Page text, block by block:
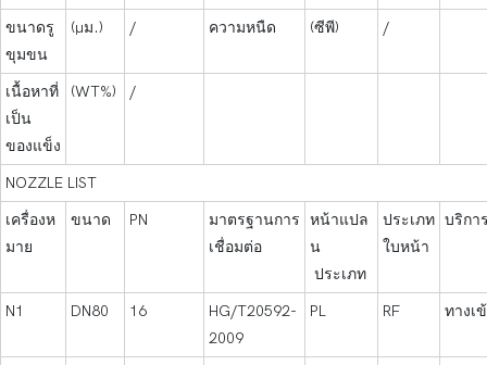
ขนาดรู
ขุมขน
(μม.) / ความหนืด (ซีพี) /
เนื้อหาที่
เป็น
ของแข็ง
(WT%) /
NOZZLE LIST
เครื่องห
มาย
ขนาด PN
มาตรฐานการ
เชื่อมต่อ
หน้าแปล
น
ประเภท
ประเภท
ใบหน้า
บริกา
N1 DN80 16
HG/T20592-
2009
PL RF ทางเ